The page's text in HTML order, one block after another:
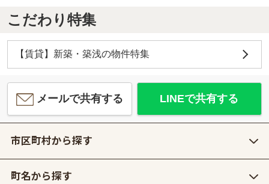
こだわり特集
【賃貸】新築・築浅の物件特集
メールで共有する LINEで共有する
市区町村から探す
町名から探す